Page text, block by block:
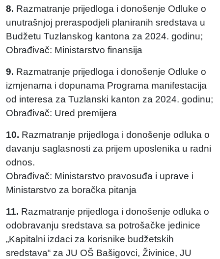
8. Razmatranje prijedloga i donošenje Odluke o
unutrašnjoj preraspodjeli planiranih sredstava u
Budžetu Tuzlanskog kantona za 2024. godinu;
Obrađivač: Ministarstvo finansija
9. Razmatranje prijedloga i donošenje Odluke o
izmjenama i dopunama Programa manifestacija
od interesa za Tuzlanski kanton za 2024. godinu;
Obrađivač: Ured premijera
10. Razmatranje prijedloga i donošenje odluka o
davanju saglasnosti za prijem uposlenika u radni
odnos.
Obrađivač: Ministarstvo pravosuđa i uprave i
Ministarstvo za boračka pitanja
11. Razmatranje prijedloga i donošenje odluka o
odobravanju sredstava sa potrošačke jedinice
„Kapitalni izdaci za korisnike budžetskih
sredstava“ za JU OŠ Bašigovci, Živinice, JU